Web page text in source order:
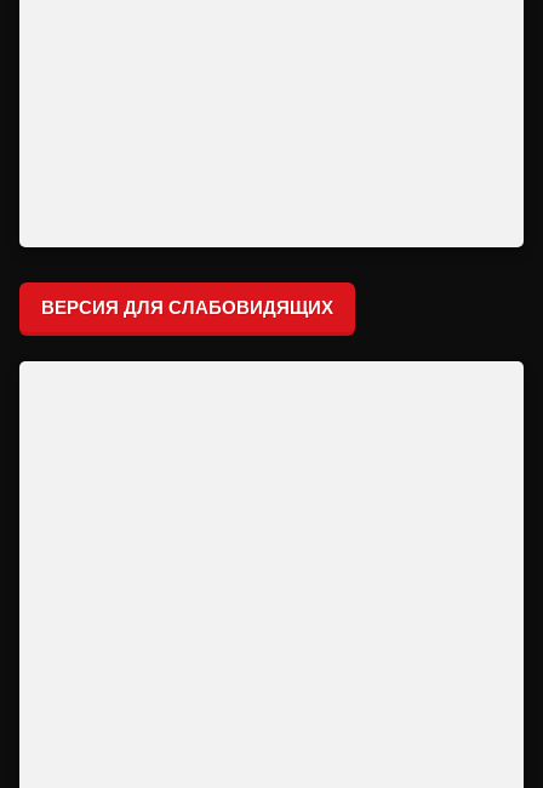
ВЕРСИЯ ДЛЯ СЛАБОВИДЯЩИХ